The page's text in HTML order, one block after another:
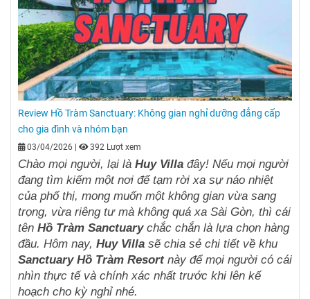
Review Hồ Tràm Sanctuary: Không gian nghỉ dưỡng đẳng cấp
cho gia đình và nhóm bạn
03/04/2026 392 Lượt xem
Chào mọi người, lại là Huy Villa đây! Nếu mọi người
đang tìm kiếm một nơi để tạm rời xa sự náo nhiệt
của phố thị, mong muốn một không gian vừa sang
trọng, vừa riêng tư mà không quá xa Sài Gòn, thì cái
tên Hồ Tràm Sanctuarychắc chắn là lựa chọn hàng
đầu. Hôm nay, Huy Villa sẽ chia sẻ chi tiết về khu
Sanctuary Hồ Tràm Resortnày để mọi người có cái
nhìn thực tế và chính xác nhất trước khi lên kế
hoạch cho kỳ nghỉ nhé.